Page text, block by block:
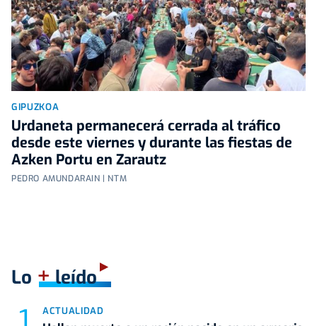
GIPUZKOA
Urdaneta permanecerá cerrada al tráfico
desde este viernes y durante las fiestas de
Azken Portu en Zarautz
PEDRO AMUNDARAIN | NTM
Lo +leído
ACTUALIDAD